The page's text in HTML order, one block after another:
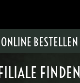
ONLINE BESTELLEN
FINDEN